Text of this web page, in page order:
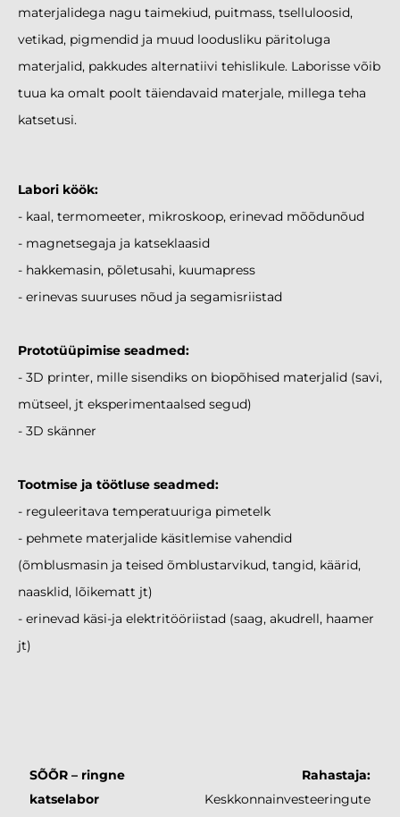
materjalidega nagu taimekiud, puitmass, tselluloosid,
vetikad, pigmendid ja muud loodusliku päritoluga
materjalid, pakkudes alternatiivi tehislikule. Laborisse võib
tuua ka omalt poolt täiendavaid materjale, millega teha
katsetusi.
Labori köök:
- kaal, termomeeter, mikroskoop, erinevad mõõdunõud
- magnetsegaja ja katseklaasid
- hakkemasin, põletusahi, kuumapress
- erinevas suuruses nõud ja segamisriistad
Prototüüpimise seadmed:
- 3D printer, mille sisendiks on biopõhised materjalid (savi,
mütseel, jt eksperimentaalsed segud)
- 3D skänner
Tootmise ja töötluse seadmed:
- reguleeritava temperatuuriga pimetelk
- pehmete materjalide käsitlemise vahendid
(õmblusmasin ja teised õmblustarvikud, tangid, käärid,
naasklid, lõikematt jt)
- erinevad käsi-ja elektritööriistad (saag, akudrell, haamer
jt)
SÕÕR – ringne
katselabor
Rahastaja:
Keskkonnainvesteeringute